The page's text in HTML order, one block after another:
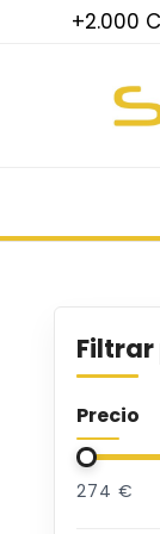
+2.000
Filtrar
Precio
274 €